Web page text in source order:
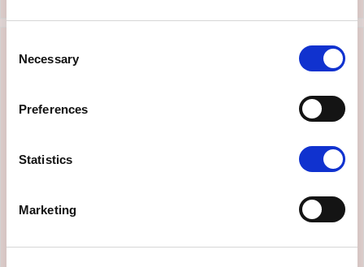
Selection
Necessary
Preferences
Statistics
Marketing